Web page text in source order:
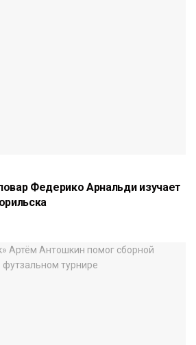
Федерико Арнальди изучает